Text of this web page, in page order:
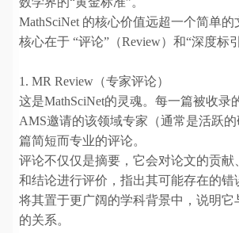
MathSciNet 的核心价值远超一个简单
核心在于 “评论”（Review）和“深度标引
1. MR Review（专家评论）
这是MathSciNet的灵魂。每一篇被收录
AMS邀请的该领域专家（通常是活跃
篇简短而专业的评论。
评论不仅仅是摘要，它会对论文的贡献
和结论进行评价，指出其可能存在的错
将其置于更广阔的学科背景中，说明它
的关系。